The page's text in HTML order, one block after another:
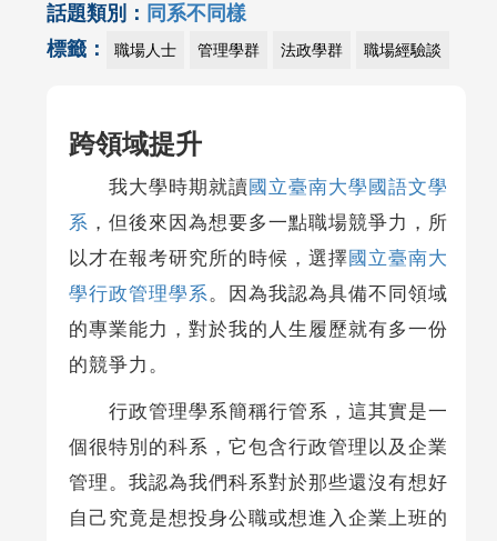
話題類別： 同系不同樣
標籤：
職場人士 管理學群 法政學群 職場經驗談
跨領域提升
我大學時期就讀國立臺南大學國語文學
系 ，但後來因為想要多一點職場競爭力，所
以才在報考研究所的時候，選擇國立臺南大
學行政管理學系 。因為我認為具備不同領域
的專業能力，對於我的人生履歷就有多一份
的競爭力。
行政管理學系簡稱行管系，這其實是一
個很特別的科系，它包含行政管理以及企業
管理。我認為我們科系對於那些還沒有想好
自己究竟是想投身公職或想進入企業上班的